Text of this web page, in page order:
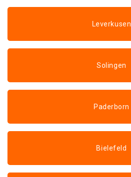
Leverkusen
Solingen
Paderborn
Bielefeld